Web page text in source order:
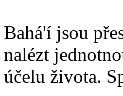
Bahá'í jsou
nalézt
účelu života.